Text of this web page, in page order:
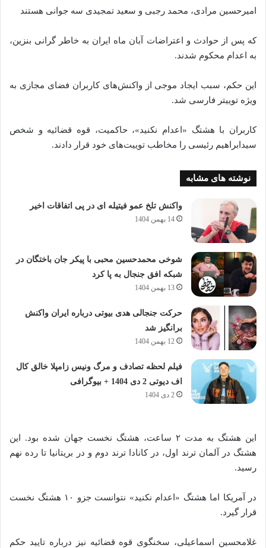
امیرحسین مرادی، محمد رجبی و سعید تمجیدی سه جوانی هستند
که پس از حوادث و اعتراضات آبان ‌ماه ایران به خاطر گرانی بنزین،
به اعدام محکوم شدند.
این حکم، سبب ایجاد موجی از واکنش‌های کاربران فضای مجازی به
ویژه توییتر فارسی شد.
کاربران با هشتگ «اعدام‌ نکنید»، حاکمیت، قوه قضائیه و شخص
سیدابراهیم رئیسی را مخاطب توییت‌های خود قرار دادند.
نوشته های مشابه
واکنش تلخ عمو فیتیله ای در پی اتفاقات اخیر
14 بهمن 1404
شوخی محمدحسین محبی با پیکر جان باختگان در
شبکه افق جنجال به پا کرد
13 بهمن 1404
حرکت جنجالی هدی بیوتی درباره ایران واکنش
برانگیز شد
12 بهمن 1404
فیلم لحظه تصادف و مرگ ونیس زامپلا خالق کال
اف دیوتی 2 دی 1404 + بیوگرافی
2 دی 1404
این هشتگ به مدت ۲ ساعت، هشتگ نخست جهان شده بود. این
هشتگ در آلمان ترند اول، در کانادا ترند دوم و در بریتانیا تا رده نهم
رسید.
در آمریکا اما هشتگ «اعدام‌ نکنید» نتوانست جزو ۱۰ هشتگ نخست
قرار گیرد.
غلامحسین اسماعیلی، سخنگوی قوه قضائیه نیز درباره تایید حکم